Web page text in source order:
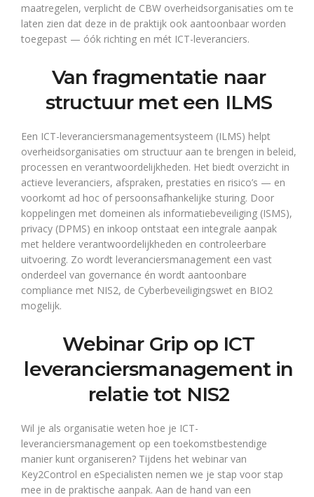
maatregelen, verplicht de CBW overheidsorganisaties om te
laten zien dat deze in de praktijk ook aantoonbaar worden
toegepast — óók richting en mét ICT-leveranciers.
Van fragmentatie naar
structuur met een ILMS
Een ICT-leveranciersmanagementsysteem (ILMS) helpt
overheidsorganisaties om structuur aan te brengen in beleid,
processen en verantwoordelijkheden. Het biedt overzicht in
actieve leveranciers, afspraken, prestaties en risico’s — en
voorkomt ad hoc of persoonsafhankelijke sturing. Door
koppelingen met domeinen als informatiebeveiliging (ISMS),
privacy (DPMS) en inkoop ontstaat een integrale aanpak
met heldere verantwoordelijkheden en controleerbare
uitvoering. Zo wordt leveranciersmanagement een vast
onderdeel van governance én wordt aantoonbare
compliance met NIS2, de Cyberbeveiligingswet en BIO2
mogelijk.
Webinar Grip op ICT
leveranciersmanagement in
relatie tot NIS2
Wil je als organisatie weten hoe je ICT-
leveranciersmanagement op een toekomstbestendige
manier kunt organiseren? Tijdens het webinar van
Key2Control en eSpecialisten nemen we je stap voor stap
mee in de praktische aanpak. Aan de hand van een